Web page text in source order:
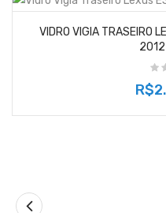
VIDRO VIGIA TRASEIRO
2012